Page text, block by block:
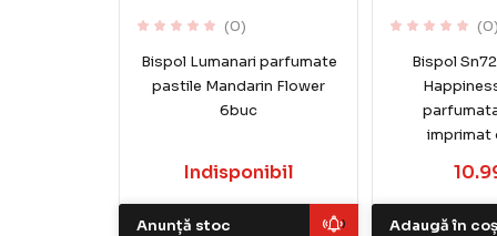
(0)
Bispol Lumanari parfumate
pastile Mandarin Flower
6buc
Indisponibil
Anunță stoc
(0)
Bispol
imprimat
Adaugă în coș